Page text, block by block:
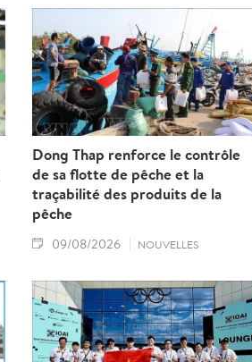
et de mise
ainsi à
global
Dong Thap renforce le contrôle
de sa flotte de pêche et la
traçabilité des produits de la
pêche
09/08/2026 NOUVELLES